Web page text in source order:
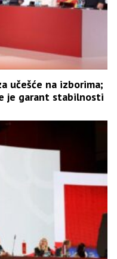
učešće na izborima;
je garant stabilnosti